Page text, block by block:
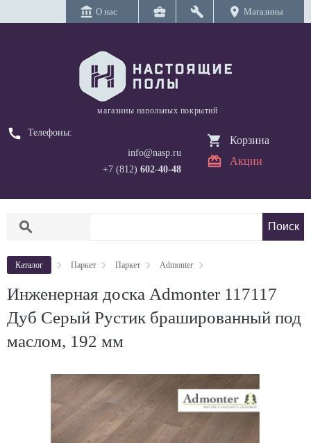
account_balance О нас business_center build location_on Магазины
магазины напольных покрытий
call
Телефоны:
info@nasp.ru
+7 (812) 602-40-48
Корзина
Акции
search
Каталог Паркет Паркет Admonter
Инженерная доска Admonter 117117
Дуб Серый Рустик брашированный под
маслом, 192 мм